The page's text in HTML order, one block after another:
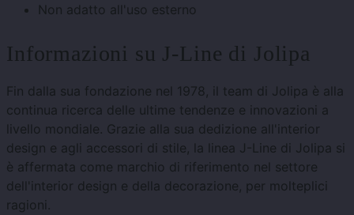
Non adatto all'uso esterno
Informazioni su J-Line di Jolipa
Fin dalla sua fondazione nel 1978, il team di Jolipa è alla
continua ricerca delle ultime tendenze e innovazioni a
livello mondiale. Grazie alla sua dedizione all'interior
design e agli accessori di stile, la linea J-Line di Jolipa si
è affermata come marchio di riferimento nel settore
dell'interior design e della decorazione, per molteplici
ragioni.